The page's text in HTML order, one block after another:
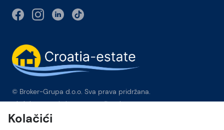
© Broker-Grupa d.o.o. Sva prava pridržana.
Obala kneza Branimira 1, 21000 Split-Phone: +385 98 384 007
Broker-grupa d.o.o. je ekskluzivni član Forbes Global
Kolačići